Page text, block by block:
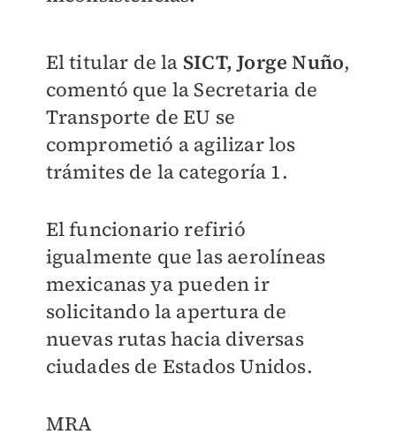
El titular de la SICT, Jorge Nuño,
comentó que la Secretaria de
Transporte de EU se
comprometió a agilizar los
trámites de la categoría 1.
El funcionario refirió
igualmente que las aerolíneas
mexicanas ya pueden ir
solicitando la apertura de
nuevas rutas hacia diversas
ciudades de Estados Unidos.
MRA